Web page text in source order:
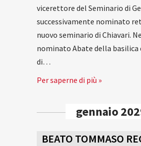
vicerettore del Seminario di
successivamente nominato
nuovo seminario di Chiavari.
nominato Abate della
di…
Per saperne di più »
gennaio
BEATO TOMMASO